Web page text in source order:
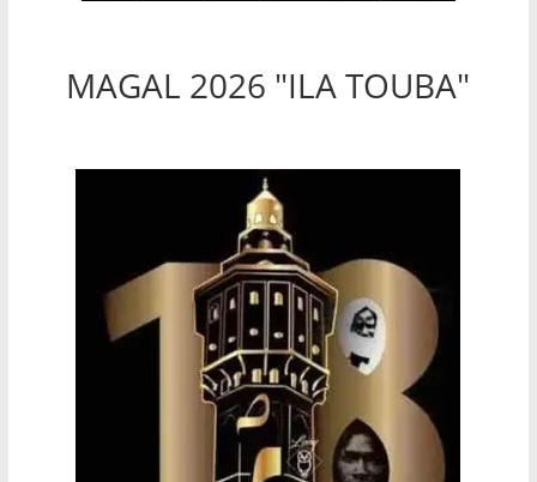
MAGAL 2026 "ILA TOUBA"